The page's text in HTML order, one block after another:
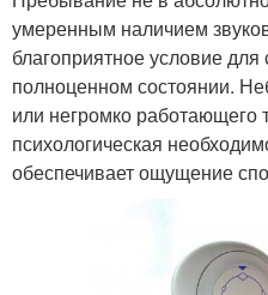
умеренным наличием
благоприятное условие
полноценном состоянии.
или негромко работающего
психологическая
обеспечивает ощущение